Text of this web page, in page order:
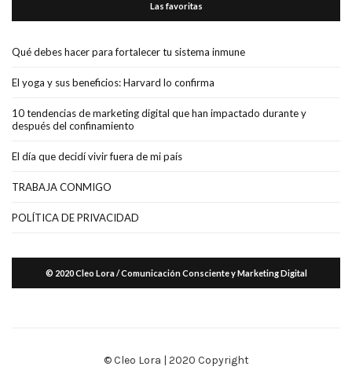
Las favoritas
Qué debes hacer para fortalecer tu sistema inmune
El yoga y sus beneficios: Harvard lo confirma
10 tendencias de marketing digital que han impactado durante y
después del confinamiento
El día que decidí vivir fuera de mi país
TRABAJA CONMIGO
POLÍTICA DE PRIVACIDAD
© 2020 Cleo Lora / Comunicación Consciente y Marketing Digital
© Cleo Lora | 2020 Copyright